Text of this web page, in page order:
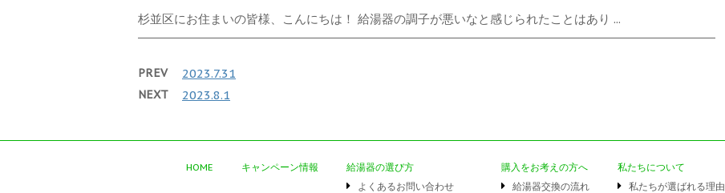
杉並区にお住まいの皆様、こんにちは！ 給湯器の調子が悪いなと感じられたことはあり ...
PREV 2023.7.31
NEXT 2023.8.1
HOME キャンペーン情報
給湯器の選び方
よくあるお問い合わせ
購入をお考えの方へ
給湯器交換の流れ
私たちについて
私たちが選ばれる理由